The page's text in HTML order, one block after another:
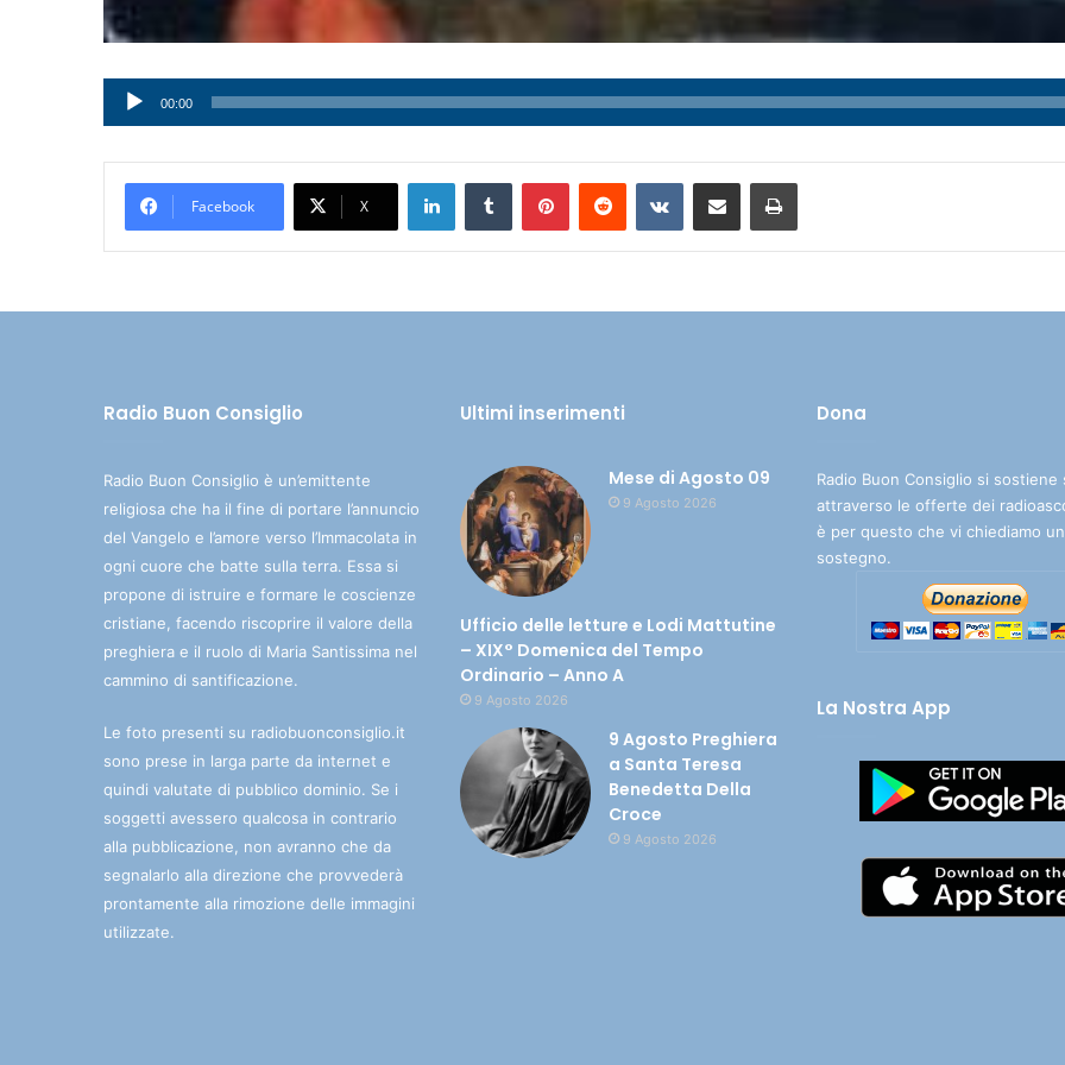
Audio
Player
00:00
Facebook X
Radio Buon Consiglio
Radio Buon Consiglio è un’emittente
religiosa che ha il fine di portare l’annuncio
del Vangelo e l’amore verso l’Immacolata in
ogni cuore che batte sulla terra. Essa si
propone di istruire e formare le coscienze
cristiane, facendo riscoprire il valore della
preghiera e il ruolo di Maria Santissima nel
cammino di santificazione.
Le foto presenti su radiobuonconsiglio.it
sono prese in larga parte da internet e
quindi valutate di pubblico dominio. Se i
soggetti avessero qualcosa in contrario
alla pubblicazione, non avranno che da
segnalarlo alla direzione che provvederà
prontamente alla rimozione delle immagini
utilizzate.
Ultimi inserimenti
Mese di Agosto 09
9 Agosto 2026
Ufficio delle letture e Lodi Mattutine
– XIX° Domenica del Tempo
Ordinario – Anno A
9 Agosto 2026
9 Agosto Preghiera
a Santa Teresa
Benedetta Della
Croce
9 Agosto 2026
Dona
Radio Buon Consiglio si sostiene
attraverso le offerte dei
è per questo che vi chiediamo un
sostegno.
La Nostra App